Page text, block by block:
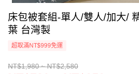
床包被套組-單人/雙人/加大/
葉 台灣製
超取滿NT$999免運
NT$1,980 ~ NT$2,580